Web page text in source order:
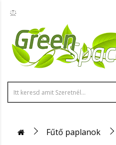
Fűtő paplanok